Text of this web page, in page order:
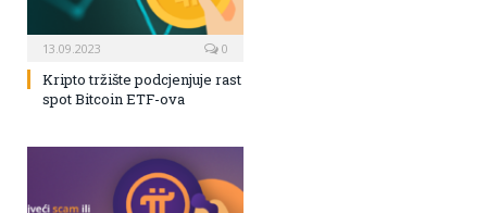
13.09.2023 0
Kripto tržište podcjenjuje rast
spot Bitcoin ETF-ova